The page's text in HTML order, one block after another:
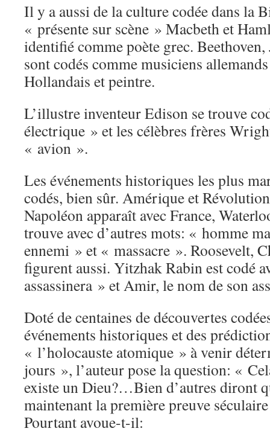
Il y a aussi de la culture codée dans la
« présente sur scène » Macbeth et
identifié comme poète grec. Beethoven,
sont codés comme musiciens
Hollandais et peintre.
L’illustre inventeur Edison se trouve
électrique » et les célèbres frères
« avion ».
Les événements historiques les plus
codés, bien sûr. Amérique et
Napoléon apparaît avec France,
trouve avec d’autres mots: « homme
ennemi » et « massacre ». Roosevelt,
figurent aussi. Yitzhak Rabin est codé
assassinera » et Amir, le nom de son
Doté de centaines de découvertes
événements historiques et des
« l’holocauste atomique » à venir
jours », l’auteur pose la question: «
existe un Dieu?…Bien d’autres diront
maintenant la première preuve
Pourtant avoue-t-il: